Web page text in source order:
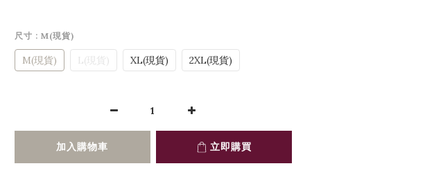
尺寸 : M(現貨)
M(現貨) L(現貨) XL(現貨) 2XL(現貨)
加入購物車 立即購買